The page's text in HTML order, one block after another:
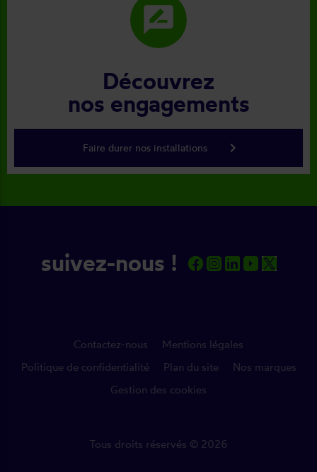
rate_review
Découvrez
nos engagements
Faire durer nos installations keyboard_arrow_right
suivez-nous !
Contactez-nous
Mentions légales
Politique de confidentialité
Plan du site
Nos marques
Gestion des cookies
Tous droits réservés © 2026